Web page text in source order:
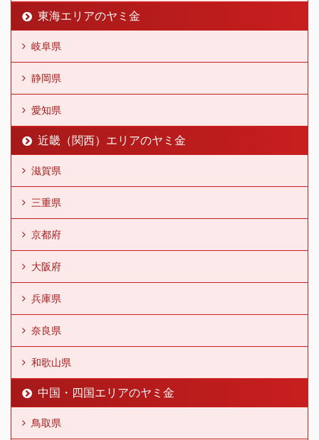
東海エリアのヤミ金
岐阜県
静岡県
愛知県
近畿（関西）エリアのヤミ金
滋賀県
三重県
京都府
大阪府
兵庫県
奈良県
和歌山県
中国・四国エリアのヤミ金
鳥取県